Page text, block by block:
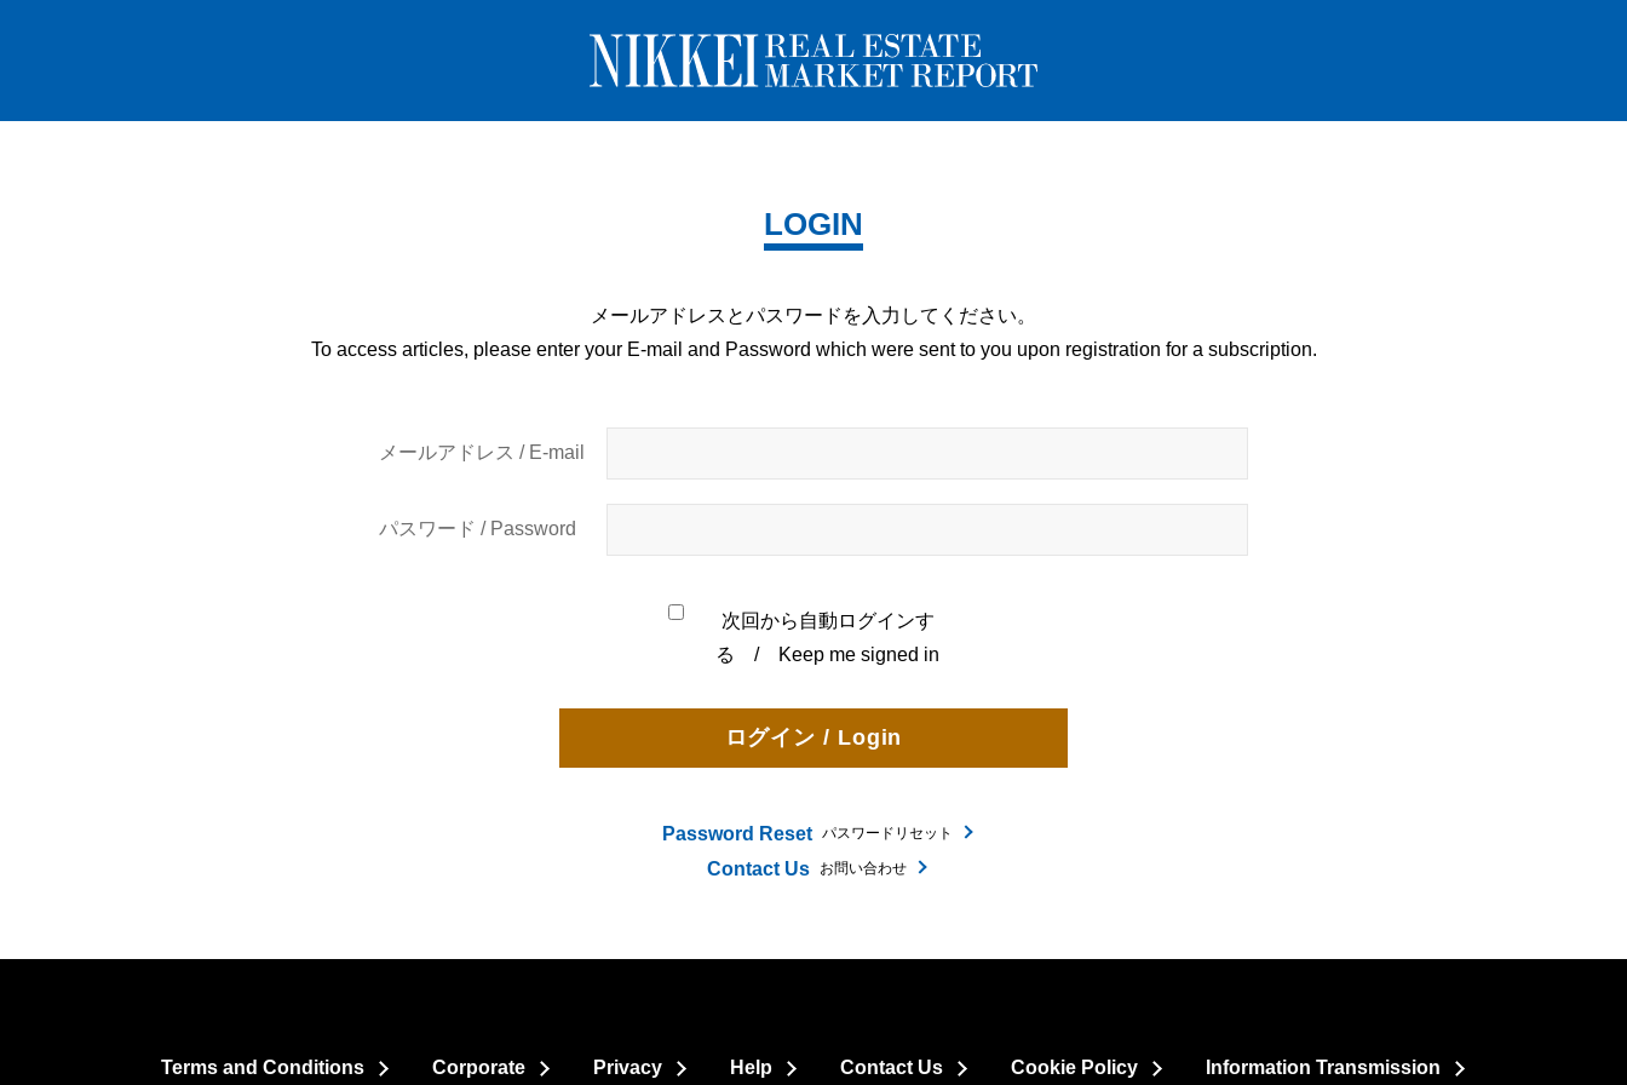
LOGIN
メールアドレスとパスワードを 入力してください。
To access articles, please enter your E-mail and Password which were sent to you upon registration for a subscription.
メールアドレス / E-mail
パスワード / Password
次回から自動ログインす
る / Keep me signed in
Password Reset パスワードリセット
Contact Us お問い合わせ
Terms and Conditions Corporate Privacy Help Contact Us Cookie Policy Information Transmission